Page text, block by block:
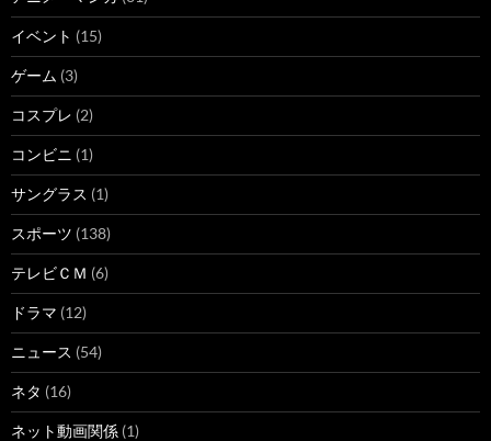
イベント (15)
ゲーム (3)
コスプレ (2)
コンビニ (1)
サングラス (1)
スポーツ (138)
テレビＣＭ (6)
ドラマ (12)
ニュース (54)
ネタ (16)
ネット動画関係 (1)